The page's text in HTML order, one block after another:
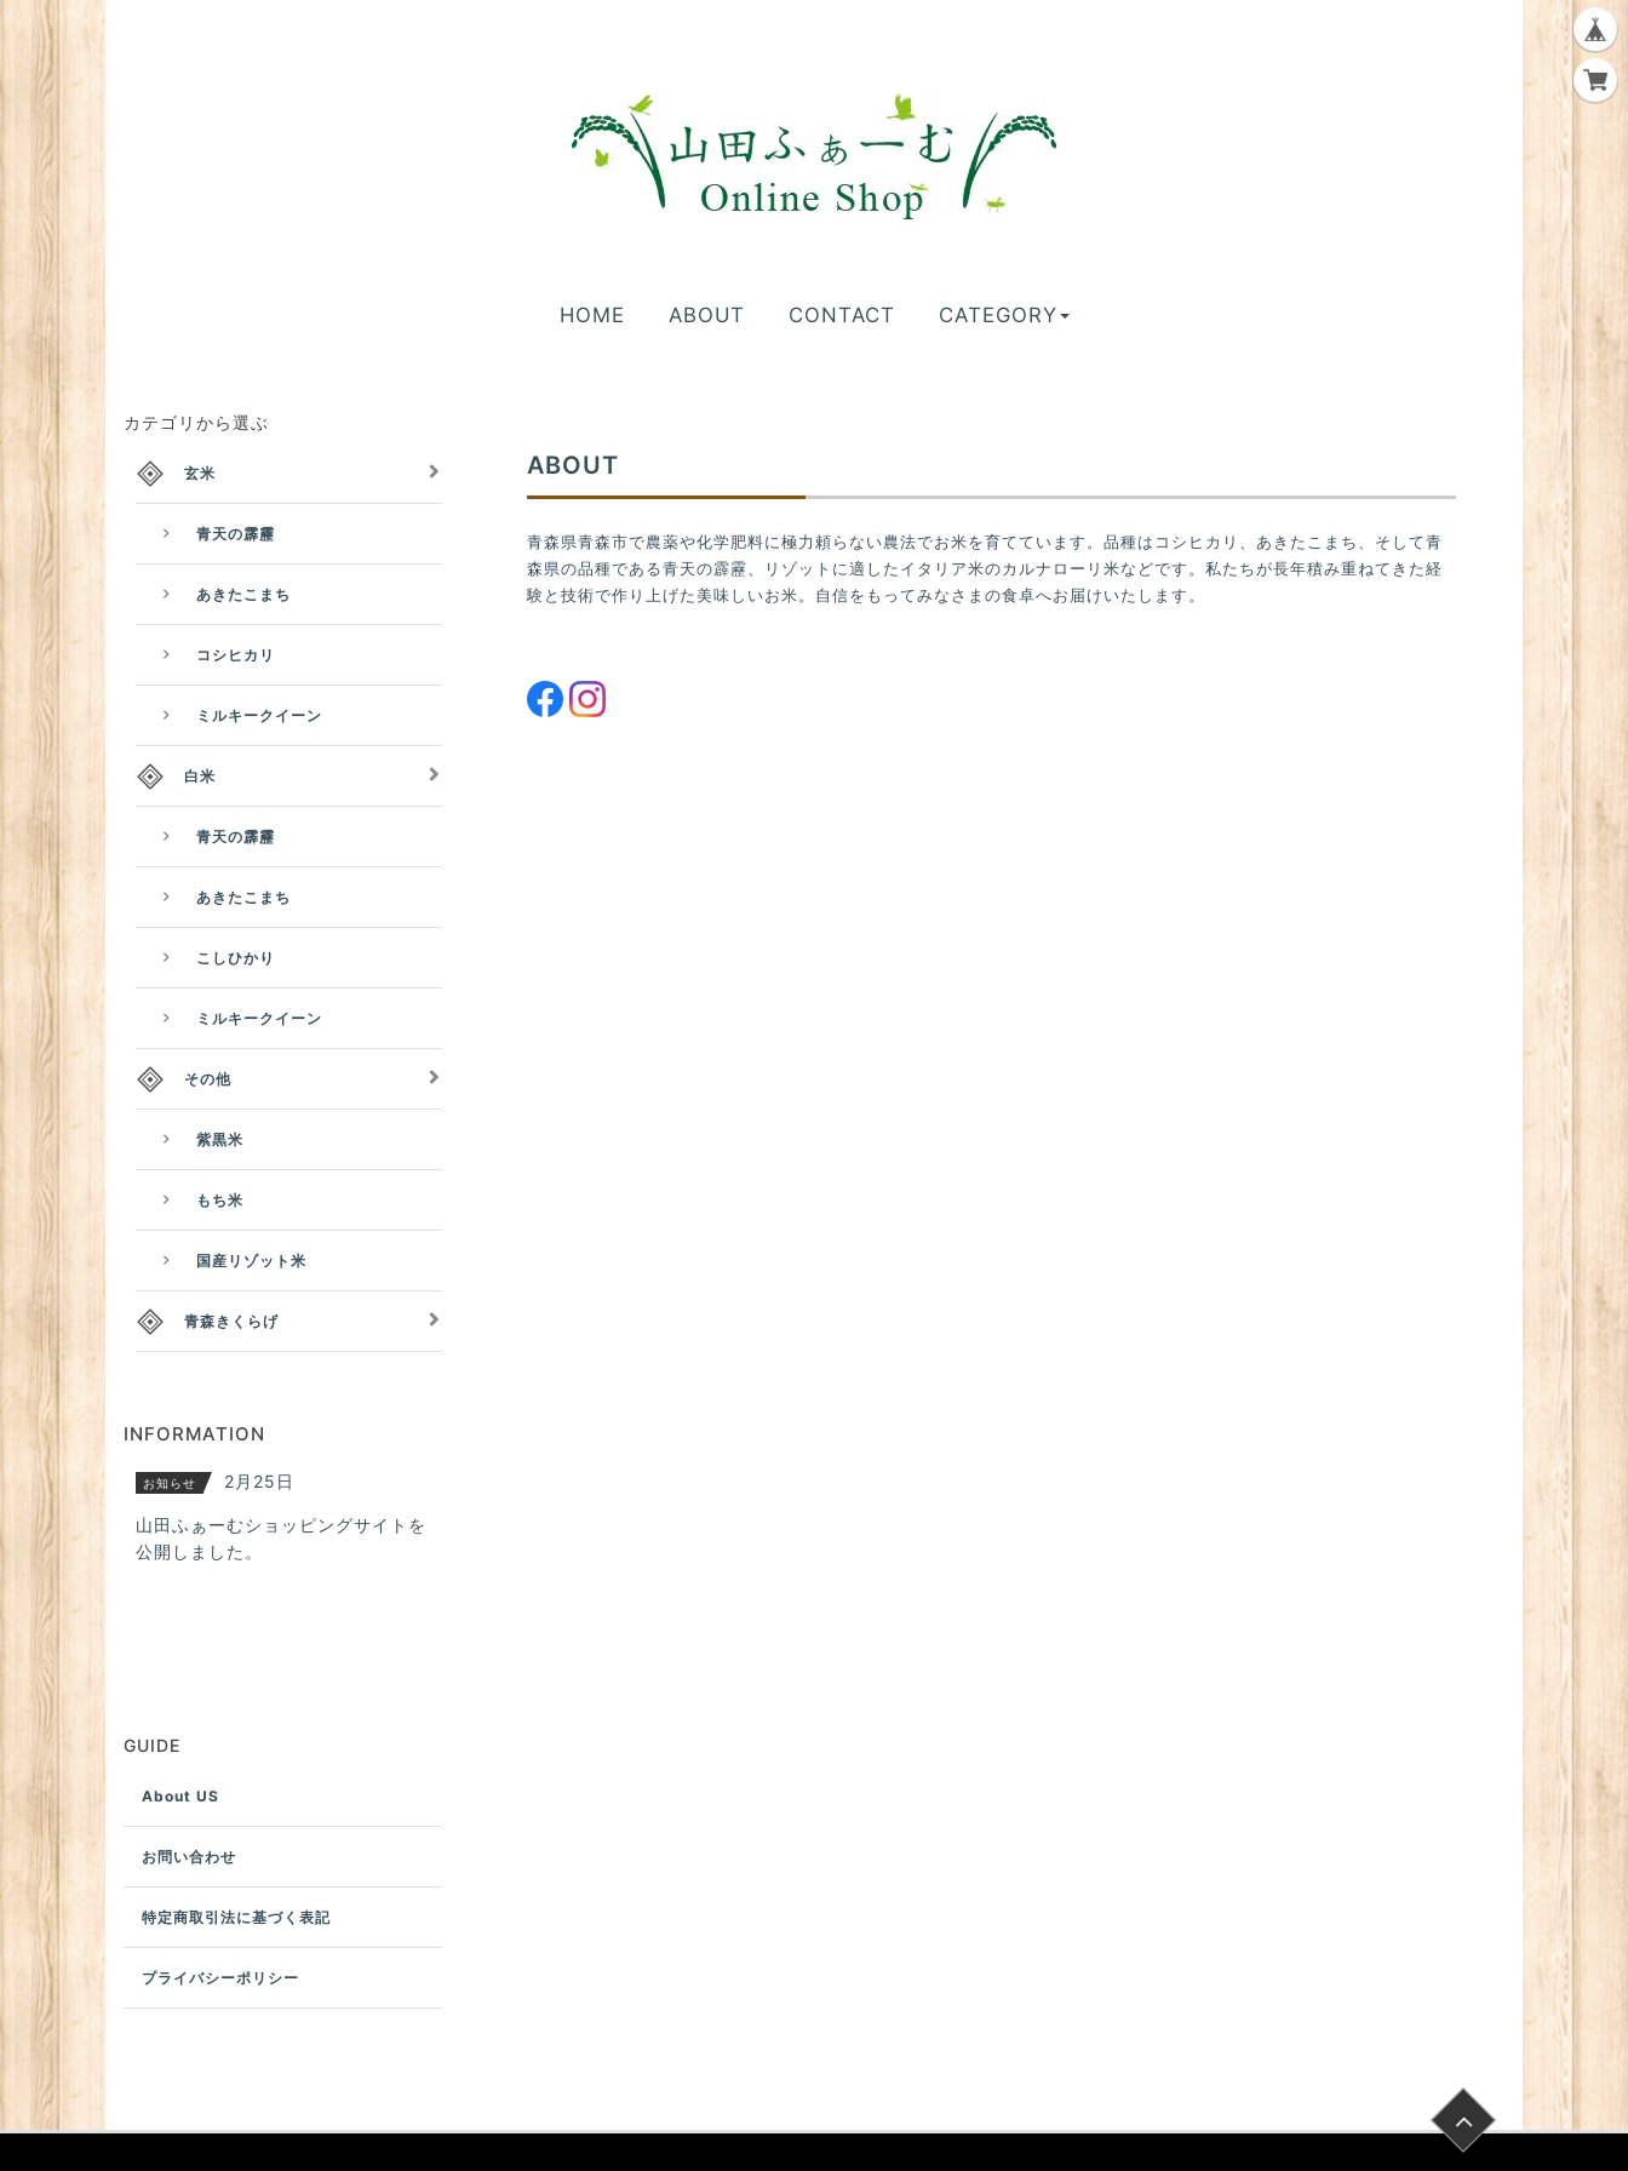
HOME ABOUT CONTACT CATEGORY
ABOUT
青森県青森市で農薬や化学肥料に極力頼らない農法でお米を育てています。品種はコシヒカリ、あきたこまち、そして青
森県の品種である青天の霹靂、リゾットに適したイタリア米のカルナローリ米などです。私たちが長年積み重ねてきた経
験と技術で作り上げた美味しいお米。自信をもってみなさまの食卓へお届けいたします。
カテゴリから選ぶ
玄米
青天の霹靂
あきたこまち
コシヒカリ
ミルキークイーン
白米
青天の霹靂
あきたこまち
こしひかり
ミルキークイーン
その他
紫黒米
もち米
国産リゾット米
青森きくらげ
INFORMATION
お知らせ 2月25日
山田ふぁーむショッピングサイトを
公開しました。
GUIDE
About US
お問い合わせ
特定商取引法に基づく表記
プライバシーポリシー